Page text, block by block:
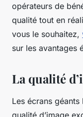
opérateurs de
qualité tout en
vous le souhaitez,
sur les avantages
La qualité
Les écrans
qualité d’image